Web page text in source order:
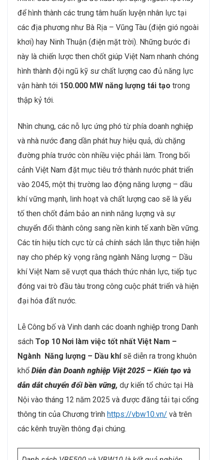
để hình thành các trung tâm huấn luyện nhân lực tại
các địa phương như Bà Rịa – Vũng Tàu (điện gió ngoài
khơi) hay Ninh Thuận (điện mặt trời). Những bước đi
này là chiến lược then chốt giúp Việt Nam nhanh chóng
hình thành đội ngũ kỹ sư chất lượng cao đủ năng lực
vận hành tới 150.000 MW năng lượng tái tạo trong
thập kỷ tới.
Nhìn chung, các nỗ lực ứng phó từ phía doanh nghiệp
và nhà nước đang dần phát huy hiệu quả, dù chặng
đường phía trước còn nhiều việc phải làm. Trong bối
cảnh Việt Nam đặt mục tiêu trở thành nước phát triển
vào 2045, một thị trường lao động năng lượng – dầu
khí vững mạnh, linh hoạt và chất lượng cao sẽ là yếu
tố then chốt đảm bảo an ninh năng lượng và sự
chuyển đổi thành công sang nền kinh tế xanh bền vững.
Các tín hiệu tích cực từ cả chính sách lẫn thực tiễn hiện
nay cho phép kỳ vọng rằng ngành Năng lượng – Dầu
khí Việt Nam sẽ vượt qua thách thức nhân lực, tiếp tục
đóng vai trò đầu tàu trong công cuộc phát triển và hiện
đại hóa đất nước.
Lễ Công bố và Vinh danh các doanh nghiệp trong Danh
sách Top 10 Nơi làm việc tốt nhất Việt Nam –
Ngành Năng lượng – Dầu khísẽ diễn ra trong khuôn
khổ Diễn đàn Doanh nghiệp Việt 2025 – Kiến tạo và
dẫn dắt chuyển đổi bền vững, dự kiến tổ chức tại Hà
Nội vào tháng 12 năm 2025 và được đăng tải tại cổng
thông tin của Chương trình https://vbw10.vn/ và trên
các kênh truyền thông đại chúng.